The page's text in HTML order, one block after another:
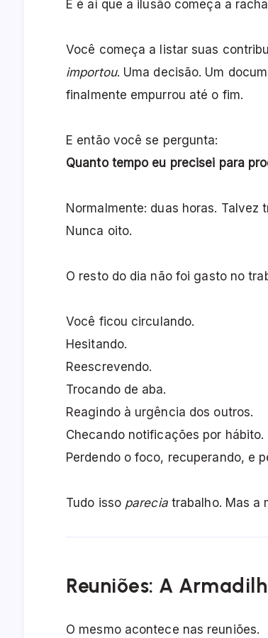
E é aí que a ilusão começa a
Você começa a listar suas
importou. Uma decisão. Um
finalmente empurrou até o fim.
E então você se pergunta:
Quanto tempo eu precisei para
Normalmente: duas horas. Talvez
Nunca oito.
O resto do dia não foi gasto no
Você ficou circulando.
Hesitando.
Reescrevendo.
Trocando de aba.
Reagindo à urgência dos outros.
Checando notificações por hábito.
Perdendo o foco, recuperando, e
Tudo isso pareciatrabalho. Mas a
Reuniões: A
O mesmo acontece nas reuniões.